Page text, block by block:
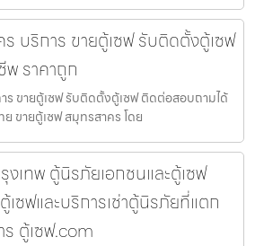
บริการ ขายตู้เซฟ รับติดตั้งตู้เซฟ
ราคาถูก
ร ขายตู้เซฟ รับติดตั้งตู้เซฟ ติดต่อสอบถามได้
ขายตู้เซฟ สมุทรสาคร โดย
งเทพ ตู้นิรภัยเอกชนและตู้เซฟ
เซฟและบริการเช่าตู้นิรภัยที่แตก
ร ตู้เซฟ.com